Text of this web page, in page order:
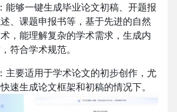
：能够一键生成毕业论文初稿、开题报
、课题申报书等，基于先进的自然
，能理解复杂的学术需求，生成内
符合学术规范。
：主要适用于学术论文的初步创作，尤
速生成论文框架和初稿的情况下。